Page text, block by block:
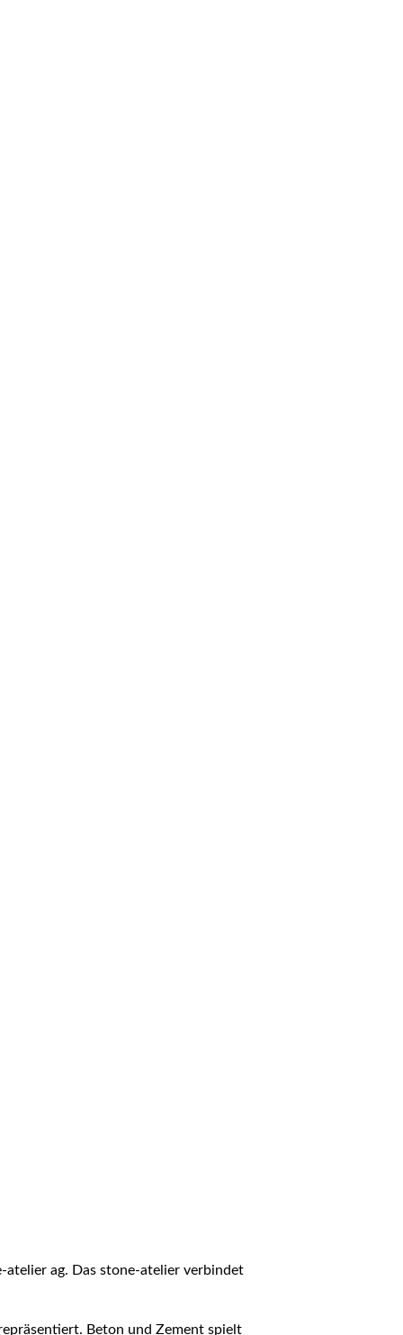
atelier ag. Das stone-atelier verbindet
Beton und Zement spielt